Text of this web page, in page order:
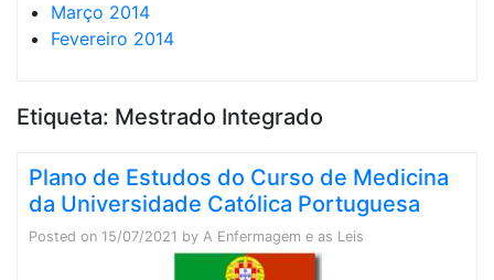
Março 2014
Fevereiro 2014
Etiqueta: Mestrado Integrado
Plano de Estudos do Curso de Medicina
da Universidade Católica Portuguesa
Posted on 15/07/2021 by A Enfermagem e as Leis